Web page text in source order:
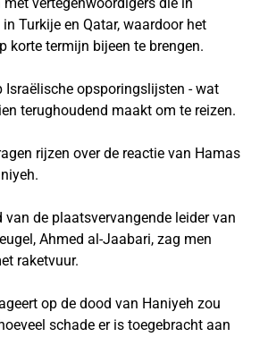
Turkije en Qatar, waardoor het
korte termijn bijeen te brengen.
Israëlische opsporingslijsten - wat
terughoudend maakt om te reizen.
rijzen over de reactie van Hamas
van de plaatsvervangende leider van
Ahmed al-Jaabari, zag men
raketvuur.
op de dood van Haniyeh zou
schade er is toegebracht aan